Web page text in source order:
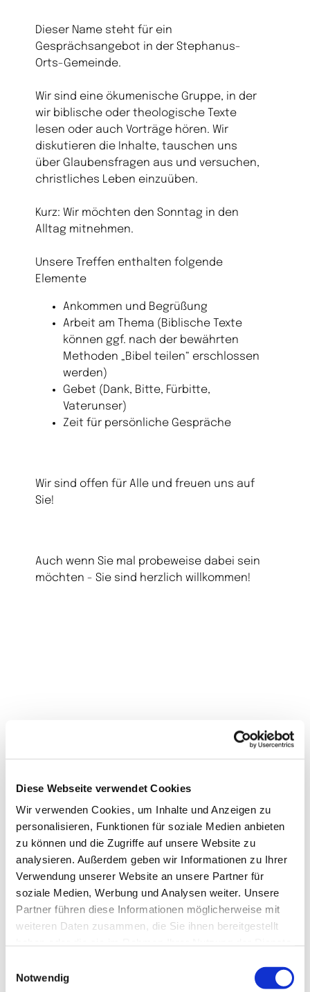
Diese Webseite verwendet Cookies
Wir verwenden Cookies, um Inhalte und Anzeigen zu
personalisieren, Funktionen für soziale Medien anbieten
zu können und die Zugriffe auf unsere Website zu
analysieren. Außerdem geben wir Informationen zu Ihrer
Verwendung unserer Website an unsere Partner für
soziale Medien, Werbung und Analysen weiter. Unsere
Partner führen diese Informationen möglicherweise mit
weiteren Daten zusammen, die Sie ihnen bereitgestellt
Notwendig
Dieser Name steht für ein
Gesprächsangebot in der Stephanus-
Orts-Gemeinde.
Wir sind eine ökumenische Gruppe, in der
wir biblische oder theologische Texte
lesen oder auch Vorträge hören. Wir
diskutieren die Inhalte, tauschen uns
über Glaubensfragen aus und versuchen,
christliches Leben einzuüben.
Kurz: Wir möchten den Sonntag in den
Alltag mitnehmen.
Unsere Treffen enthalten folgende
Elemente
Ankommen und Begrüßung
Arbeit am Thema (Biblische Texte
können ggf. nach der bewährten
Methoden „Bibel teilen“ erschlossen
werden)
Gebet (Dank, Bitte, Fürbitte,
Vaterunser)
Zeit für persönliche Gespräche
Wir sind offen für Alle und freuen uns auf
Sie!
Auch wenn Sie mal probeweise dabei sein
möchten - Sie sind herzlich willkommen!
Dies könnte Sie auch
interessieren